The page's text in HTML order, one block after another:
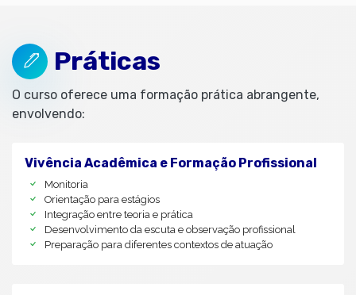
Práticas
O curso oferece uma formação prática abrangente,
envolvendo:
Vivência Acadêmica e Formação Profissional
Monitoria
Orientação para estágios
Integração entre teoria e prática
Desenvolvimento da escuta e observação profissional
Preparação para diferentes contextos de atuação